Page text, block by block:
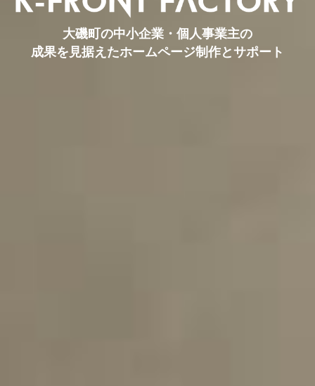
大磯町の中小企業・個人事業主の
成果を見据えたホームページ制作とサポート